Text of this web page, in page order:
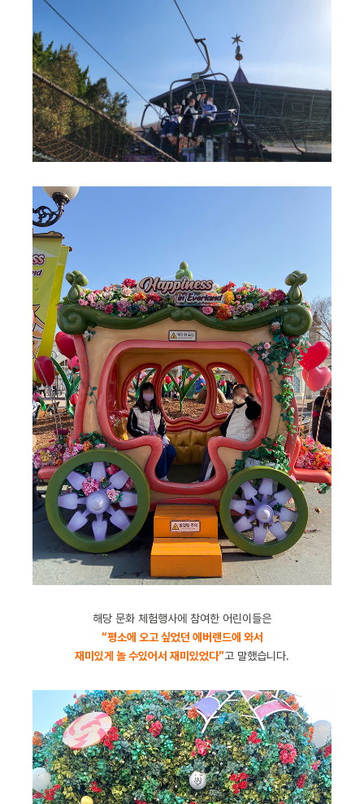
해당 문화 체험행사에 참여한 어린이들은
“평소에 오고 싶었던 에버랜드에 와서
재미있게 놀 수있어서 재미있었다”고 말했습니다.